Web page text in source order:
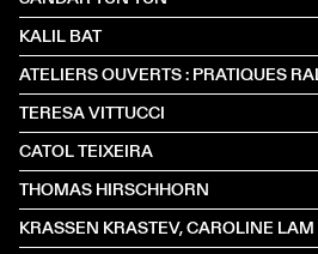
KALIL BAT
ATELIERS OUVERTS : PRATIQUES
TERESA VITTUCCI
CATOL TEIXEIRA
THOMAS HIRSCHHORN